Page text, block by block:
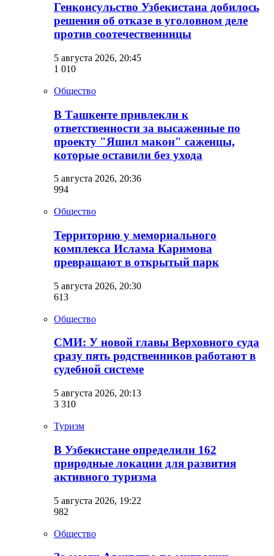
Генконсульство Узбекистана добилось
решения об отказе в уголовном деле
против соотечественницы
5 августа 2026, 20:45
1 010
Общество
В Ташкенте привлекли к
ответственности за высаженные по
проекту "Яшил макон" саженцы,
которые оставили без ухода
5 августа 2026, 20:36
994
Общество
Территорию у мемориального
комплекса Ислама Каримова
превращают в открытый парк
5 августа 2026, 20:30
613
Общество
СМИ: У новой главы Верховного суда
сразу пять родственников работают в
судебной системе
5 августа 2026, 20:13
3 310
Туризм
В Узбекистане определили 162
природные локации для развития
активного туризма
5 августа 2026, 19:22
982
Общество